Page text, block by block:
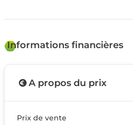
Informations financières
A propos du prix
Prix de vente